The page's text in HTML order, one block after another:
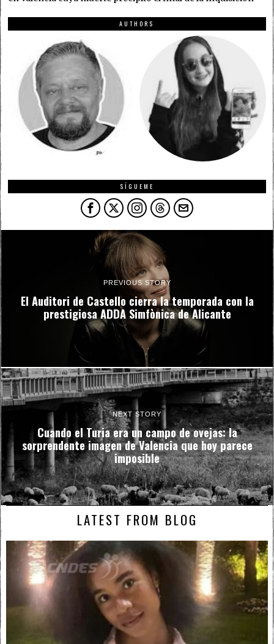
AUTHORS
SÍGUEME
PREVIOUS STORY
El Auditori de Castello cierra la temporada con la
prestigiosa ADDA Simfònica de Alicante
NEXT STORY
Cuando el Turia era un campo de ovejas: la
sorprendente imagen de Valencia que hoy parece
imposible
LATEST FROM BLOG